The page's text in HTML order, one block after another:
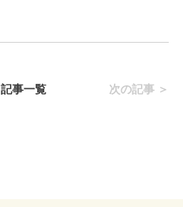
記事一覧 次の記事 ＞